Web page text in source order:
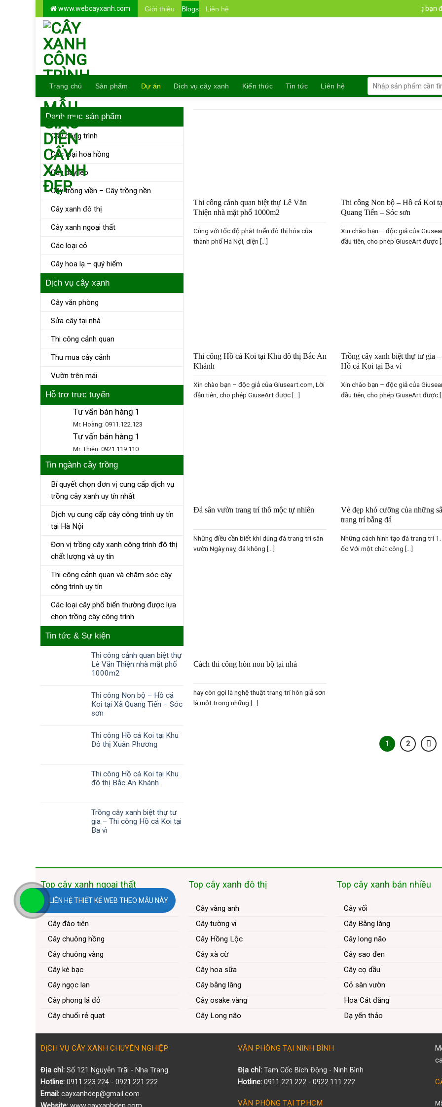
to
content
www.webcayxanh.com Giới thiệu Blogs Liên hệ Chào mừng bạn đến
Trang chủ Sản phẩm Dự án Dịch vụ cây xanh Kiến thức Tin tức Liên hệ
kiếm:
Danh mục sản phẩm
Cây công trình
Các loại hoa hồng
Cây dây leo
Cây trồng viền – Cây trồng nền
Cây xanh đô thị
Cây xanh ngoại thất
Các loại cỏ
Cây hoa lạ – quý hiếm
Dịch vụ cây xanh
Cây văn phòng
Sửa cây tại nhà
Thi công cảnh quan
Thu mua cây cảnh
Vườn trên mái
Hỗ trợ trực tuyến
Tư vấn bán hàng 1
Mr. Hoàng: 0911.122.123
Tư vấn bán hàng 1
Mr. Thiện: 0921.119.110
Tin ngành cây trồng
Bí quyết chọn đơn vị cung cấp dịch vụ
trồng cây xanh uy tín nhất
Dịch vụ cung cấp cây công trình uy tín
tại Hà Nội
Đơn vị trồng cây xanh công trình đô thị
chất lượng và uy tín
Thi công cảnh quan và chăm sóc cây
công trình uy tín
Các loại cây phổ biến thường được lựa
chọn trồng cây công trình
Tin tức & Sự kiện
Thi công cảnh quan biệt thự
Lê Văn Thiện nhà mặt phố
1000m2
Thi công Non bộ – Hồ cá
Koi tại Xã Quang Tiến – Sóc
sơn
Thi công Hồ cá Koi tại Khu
Đô thị Xuân Phương
Thi công Hồ cá Koi tại Khu
đô thị Bắc An Khánh
Trồng cây xanh biệt thự tư
gia – Thi công Hồ cá Koi tại
Ba vì
Thi công cảnh quan biệt thự Lê Văn
Thiện nhà mặt phố 1000m2
Cùng với tốc độ phát triển đô thị hóa của
thành phố Hà Nội, diện [...]
Thi công Non bộ – Hồ cá Koi
Quang Tiến – Sóc sơn
Xin chào bạn – độc giả của
đầu tiên, cho phép GiuseArt được
Thi công Hồ cá Koi tại Khu đô thị Bắc An
Khánh
Xin chào bạn – độc giả của Giuseart.com, Lời
đầu tiên, cho phép GiuseArt được [...]
Trồng cây xanh biệt thự tư gia
Hồ cá Koi tại Ba vì
Xin chào bạn – độc giả của
đầu tiên, cho phép GiuseArt được
Đá sân vườn trang trí thô mộc tự nhiên
Những điều cần biết khi dùng đá trang trí sân
vườn Ngày nay, đá không [...]
Vẻ đẹp khó cưỡng của những
trang trí bằng đá
Những cách hình tạo đá trang trí 1.
ốc Với một chút công [...]
Cách thi công hòn non bộ tại nhà
hay còn gọi là nghệ thuật trang trí hòn giả sơn
là một trong những [...]
1 2
Top cây xanh ngoại thất
Cây tường vi
Cây đào tiên
Cây chuông hồng
Cây chuông vàng
Cây kè bạc
Cây ngọc lan
Cây phong lá đỏ
Cây chuối rẻ quạt
Top cây xanh đô thị
Cây vàng anh
Cây tường vi
Cây Hồng Lộc
Cây xà cừ
Cây hoa sữa
Cây bằng lăng
Cây osake vàng
Cây Long não
Top cây xanh bán nhiều
Cây vối
Cây Bằng lăng
Cây long não
Cây sao đen
Cây cọ dầu
Cỏ sân vườn
Hoa Cát đằng
Dạ yến thảo
DỊCH VỤ CÂY XANH CHUYÊN NGHIỆP
Địa chỉ:Số 121 Nguyễn Trãi - Nha Trang
Hotline:0911.223.224 - 0921.221.222
Email:cayxanhdep@gmail.com
VĂN PHÒNG TẠI NINH BÌNH
Địa chỉ:Tam Cốc Bích Động - Ninh Bình
Hotline:0911.221.222 - 0922.111.222
VĂN PHÒNG TẠI TP.HCM
LIÊN HỆ THIẾT KẾ WEB THEO MẪU NÀY